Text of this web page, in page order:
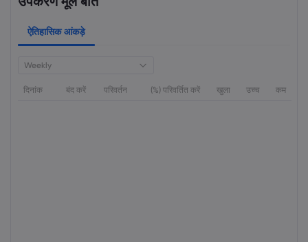
ऐतिहासिक आंकड़े
Weekly
दिनांक बंद करें परिवर्तन (%) परिवर्तित करें खुला उच्च कम